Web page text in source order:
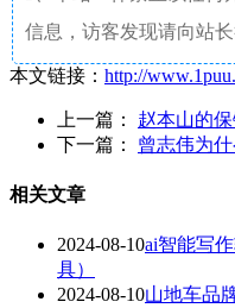
信息，访客发现请向站
本文链接： http://
上一篇： 赵本山的
下一篇： 曾志伟为
相关文章
2024-08-10ai智能写
具）
2024-08-10山地车品